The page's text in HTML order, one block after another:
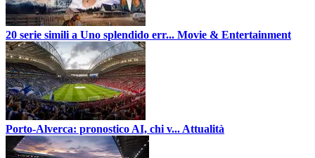
20 serie simili a Uno splendido err... Movie & Entertainment
Porto-Alverca: pronostico AI, chi v... Attualità